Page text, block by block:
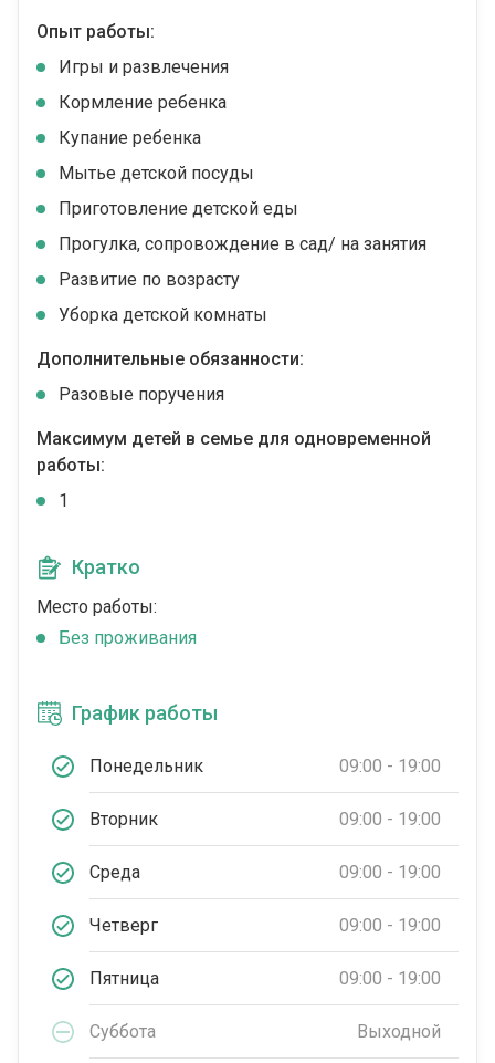
Опыт работы:
Игры и развлечения
Кормление ребенка
Купание ребенка
Мытье детской посуды
Приготовление детской еды
Прогулка, сопровождение в сад/ на занятия
Развитие по возрасту
Уборка детской комнаты
Дополнительные обязанности:
Разовые поручения
Максимум детей в семье для одновременной
работы:
1
Кратко
Место работы:
Без проживания
График работы
Понедельник 09:00 - 19:00
Вторник 09:00 - 19:00
Среда 09:00 - 19:00
Четверг 09:00 - 19:00
Пятница 09:00 - 19:00
Суббота Выходной